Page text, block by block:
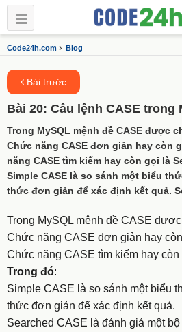
Code24h.com › Blog
Bài trước
Bài 20: Câu lệnh CASE trong
Trong MySQL mệnh đề CASE được
Chức năng CASE đơn giản hay còn
năng CASE tìm kiếm hay còn gọi là
Simple CASE là so sánh một biểu
thức đơn giản để xác định kết quả.
Trong MySQL mệnh đề CASE
Chức năng CASE đơn giản hay
Chức năng CASE tìm kiếm hay
Trong đó:
Simple CASE là so sánh một biểu
thức đơn giản để xác định kết quả.
Searched CASE là đánh giá một